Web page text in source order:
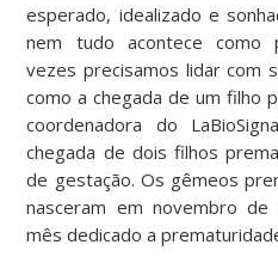
esperado, idealizado e
nem tudo acontece como
vezes precisamos lidar com
como a chegada de um filho
coordenadora do
chegada de dois filhos
de gestação. Os gêmeos
nasceram em novembro
mês dedicado a